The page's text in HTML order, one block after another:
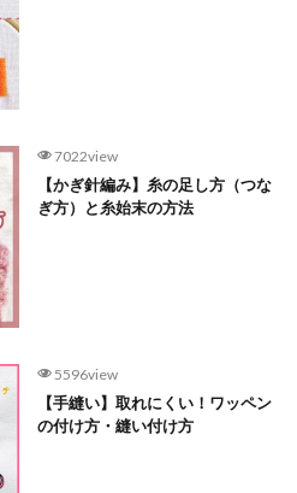
7022view
【かぎ針編み】糸の足し方（つな
ぎ方）と糸始末の方法
5596view
【手縫い】取れにくい！ワッペン
の付け方・縫い付け方